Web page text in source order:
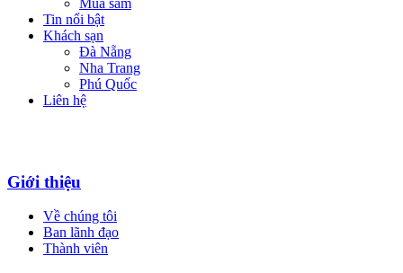
Mua sắm
Tin nổi bật
Khách sạn
Đà Nẵng
Nha Trang
Phú Quốc
Liên hệ
Giới thiệu
Về chúng tôi
Ban lãnh đạo
Thành viên